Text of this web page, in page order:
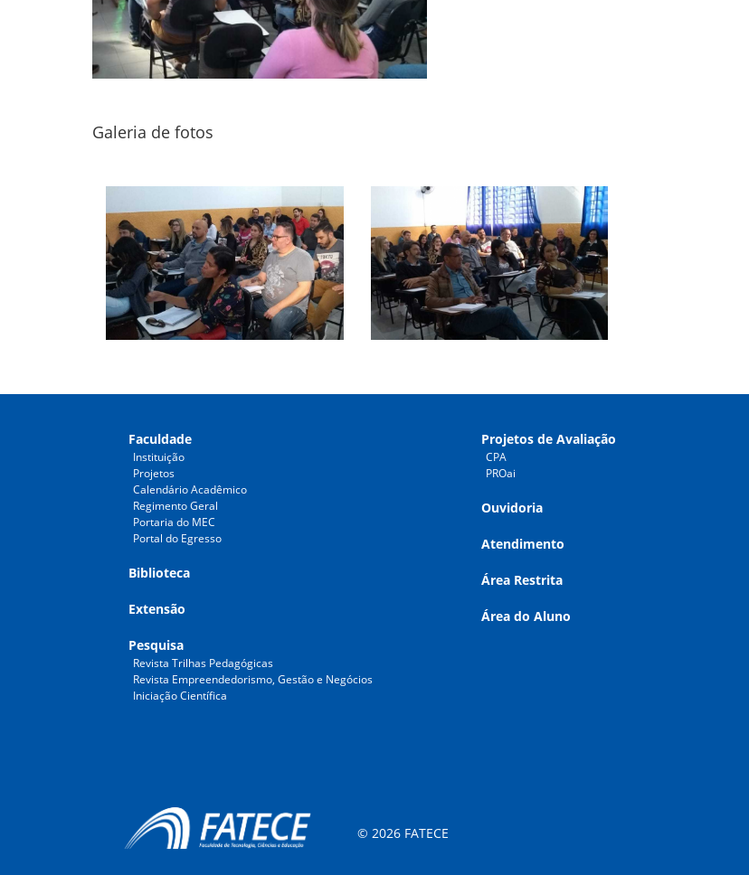
Galeria de fotos
Faculdade
Instituição
Projetos
Calendário Acadêmico
Regimento Geral
Portaria do MEC
Portal do Egresso
Biblioteca
Extensão
Pesquisa
Revista Trilhas Pedagógicas
Revista Empreendedorismo, Gestão e Negócios
Iniciação Científica
Projetos de Avaliação
CPA
PROai
Ouvidoria
Atendimento
Área Restrita
Área do Aluno
© 2026 FATECE